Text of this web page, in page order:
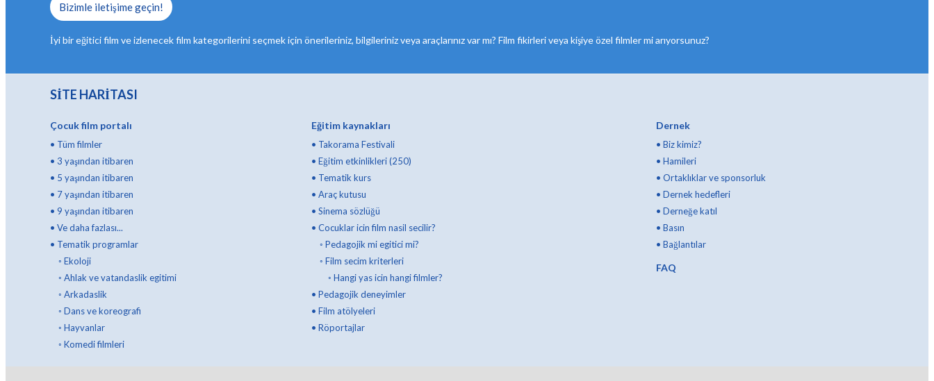
Bizimle iletişime geçin!
İyi bir eğitici film ve izlenecek film kategorilerini seçmek için önerileriniz, bilgileriniz veya araçlarınız var mı? Film fikirleri veya kişiye özel filmler mi arıyorsunuz?
SİTE HARİTASI
Çocuk film portalı
• Tüm filmler
• 3 yaşından itibaren
• 5 yaşından itibaren
• 7 yaşından itibaren
• 9 yaşından itibaren
• Ve daha fazlası...
• Tematik programlar
◦ Ekoloji
◦ Ahlak ve vatandaslik egitimi
◦ Arkadaslik
◦ Dans ve koreografi
◦ Hayvanlar
◦ Komedi filmleri
Eğitim kaynakları
• Takorama Festivali
• Eğitim etkinlikleri (250)
• Tematik kurs
• Araç kutusu
• Sinema sözlüğü
• Cocuklar icin film nasil secilir?
◦ Pedagojik mi egitici mi?
◦ Film secim kriterleri
◦ Hangi yas icin hangi filmler?
• Pedagojik deneyimler
• Film atölyeleri
• Röportajlar
Dernek
• Biz kimiz?
• Hamileri
• Ortaklıklar ve sponsorluk
• Dernek hedefleri
• Derneğe katıl
• Basın
• Bağlantılar
FAQ